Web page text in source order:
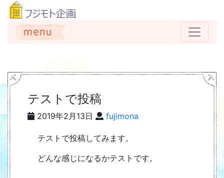
テストで投稿
2019年2月13日 fujimona
テストで投稿してみます。
どんな感じになるかテストです。